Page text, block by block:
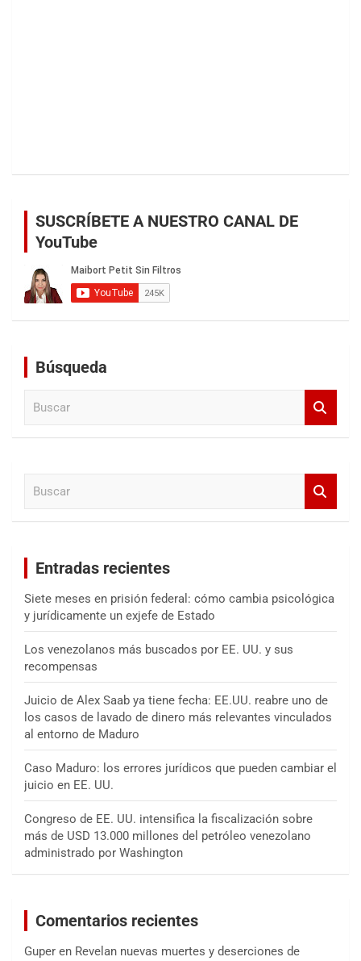
SUSCRÍBETE A NUESTRO CANAL DE
YouTube
Búsqueda
Entradas recientes
Siete meses en prisión federal: cómo cambia psicológica
y jurídicamente un exjefe de Estado
Los venezolanos más buscados por EE. UU. y sus
recompensas
Juicio de Alex Saab ya tiene fecha: EE.UU. reabre uno de
los casos de lavado de dinero más relevantes vinculados
al entorno de Maduro
Caso Maduro: los errores jurídicos que pueden cambiar el
juicio en EE. UU.
Congreso de EE. UU. intensifica la fiscalización sobre
más de USD 13.000 millones del petróleo venezolano
administrado por Washington
Comentarios recientes
Guper en Revelan nuevas muertes y deserciones de